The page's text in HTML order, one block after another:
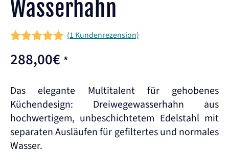
Wasserhahn
5
(1 Kundenrezension)
288,00€ *
Das elegante Multitalent für gehobenes
Küchendesign: Dreiwegewasserhahn aus
hochwertigem, unbeschichtetem Edelstahl mit
separaten Ausläufen für gefiltertes und normales
Wasser.